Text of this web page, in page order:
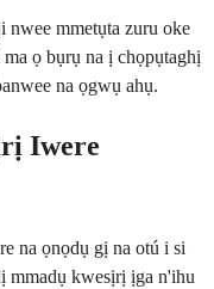
nwee mmetụta zuru oke
ọ bụrụ na ị chọpụtaghị
na ọgwụ ahụ.
Iwere
na ọnọdụ gị na otú i si
mmadụ kwesịrị ịga n'ihu